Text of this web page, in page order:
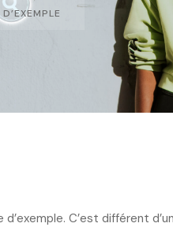
C’est différent